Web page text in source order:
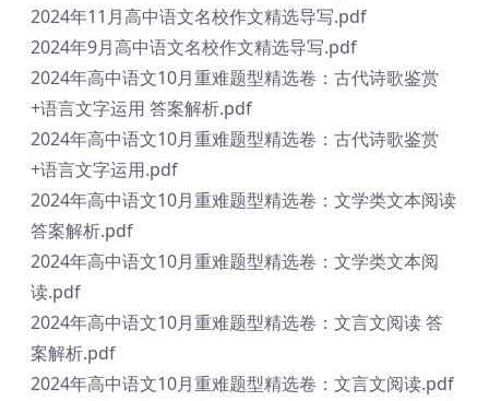
2024年11月高中语文名校作文精选导写.pdf
2024年9月高中语文名校作文精选导写.pdf
2024年高中语文10月重难题型精选卷：古代诗歌鉴赏
+语言文字运用 答案解析.pdf
2024年高中语文10月重难题型精选卷：古代诗歌鉴赏
+语言文字运用.pdf
2024年高中语文10月重难题型精选卷：文学类文本阅读
答案解析.pdf
2024年高中语文10月重难题型精选卷：文学类文本阅
读.pdf
2024年高中语文10月重难题型精选卷：文言文阅读 答
案解析.pdf
2024年高中语文10月重难题型精选卷：文言文阅读.pdf